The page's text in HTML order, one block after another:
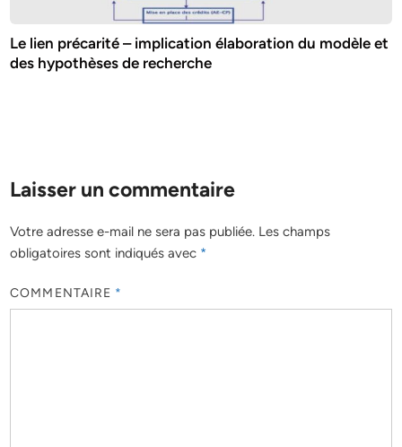
Le lien précarité – implication élaboration du modèle et
des hypothèses de recherche
Laisser un commentaire
Votre adresse e-mail ne sera pas publiée. Les champs
obligatoires sont indiqués avec *
COMMENTAIRE *